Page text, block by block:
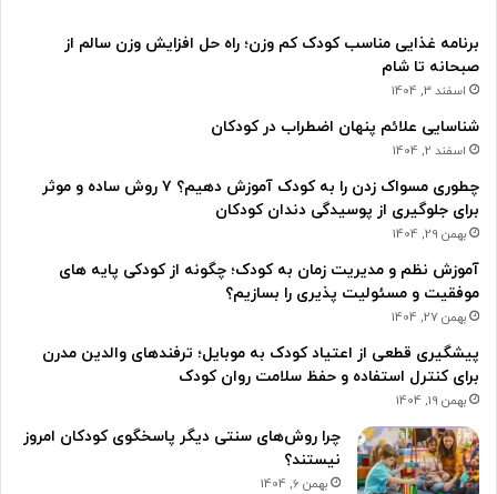
برنامه غذایی مناسب کودک کم وزن؛ راه حل افزایش وزن سالم از
صبحانه تا شام
اسفند 3, 1404
شناسایی علائم پنهان اضطراب در کودکان
اسفند 2, 1404
چطوری مسواک زدن را به کودک آموزش دهیم؟ ۷ روش ساده و موثر
برای جلوگیری از پوسیدگی دندان کودکان
بهمن 29, 1404
آموزش نظم و مدیریت زمان به کودک؛ چگونه از کودکی پایه های
موفقیت و مسئولیت پذیری را بسازیم؟
بهمن 27, 1404
پیشگیری قطعی از اعتیاد کودک به موبایل؛ ترفندهای والدین مدرن
برای کنترل استفاده و حفظ سلامت روان کودک
بهمن 19, 1404
چرا روش‌های سنتی دیگر پاسخگوی کودکان امروز
نیستند؟
بهمن 6, 1404